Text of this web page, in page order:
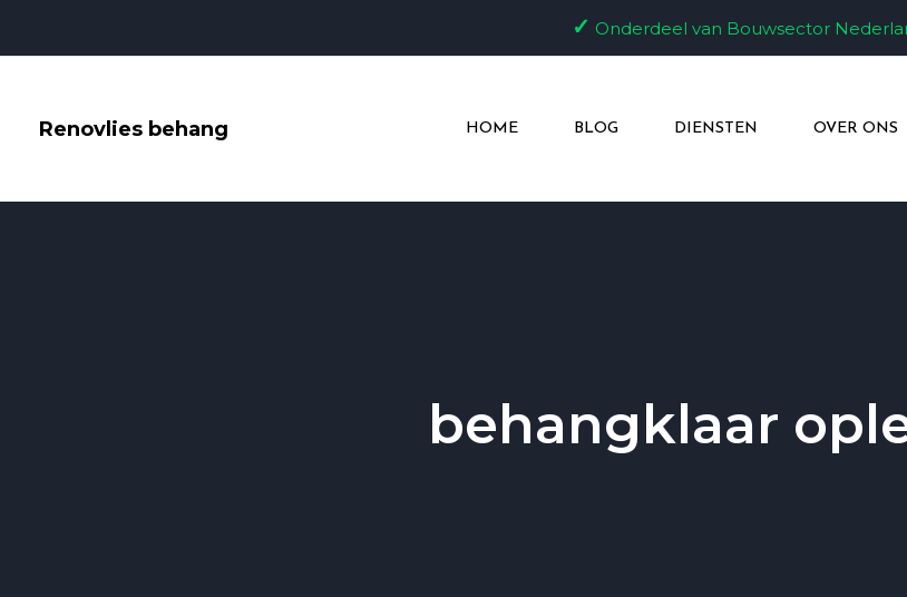
✓ Onderdeel van Bouwsector
Renovlies behang HOME BLOG DIENSTEN OVER ONS
behangklaar